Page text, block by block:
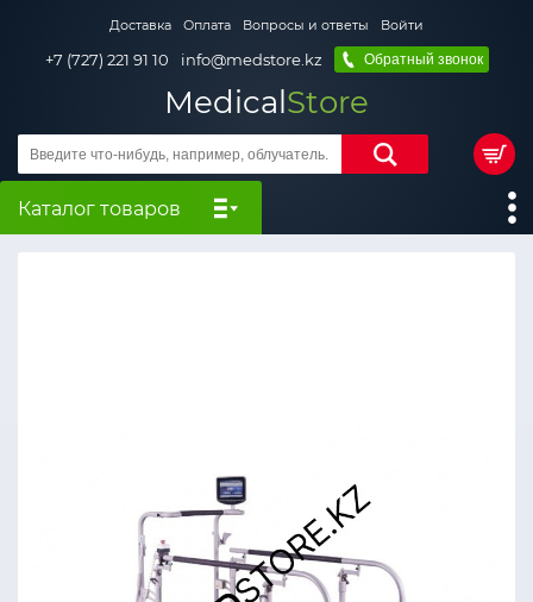
Доставка Оплата Вопросы и ответы Войти
+7 (727) 221 91 10 info@medstore.kz Обратный звонок
MedicalStore
Каталог товаров